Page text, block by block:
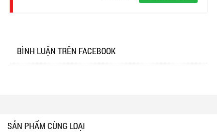
BÌNH LUẬN TRÊN FACEBOOK
SẢN PHẨM CÙNG LOẠI